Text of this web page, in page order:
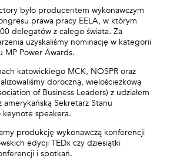
było producentem wykonawczym
prawa pracy EELA, w którym
delegatów z całego świata. Za
uzyskaliśmy nominację w kategorii
MP Power Awards.
katowickiego MCK, NOSPR oraz
doroczną, wielościeżkową
of Business Leaders) z udziałem
Sekretarz Stanu
keynote speakera.
produkcję wykonawczą konferencji
edycji TEDx czy dziesiątki
i spotkań.